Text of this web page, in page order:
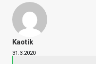
Kaotik
31.3.2020